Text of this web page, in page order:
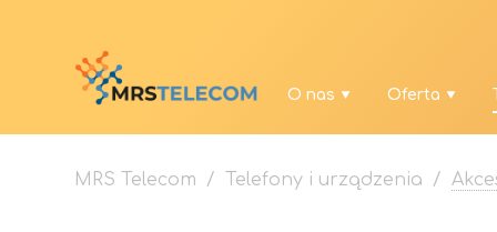
O nas Oferta
MRS Telecom / Telefony i urządzenia /